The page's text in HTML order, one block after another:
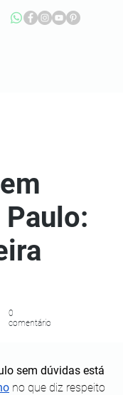
sem dúvidas está
no que diz respeito
0
comentário